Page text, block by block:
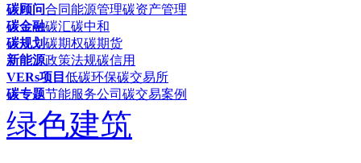
碳顾问合同能源管理碳资产管理
碳金融碳汇碳中和
碳规划碳期权碳期货
新能源政策法规碳信用
VERs项目 低碳环保碳交易所
碳专题节能服务公司 碳交易案例
绿色建筑